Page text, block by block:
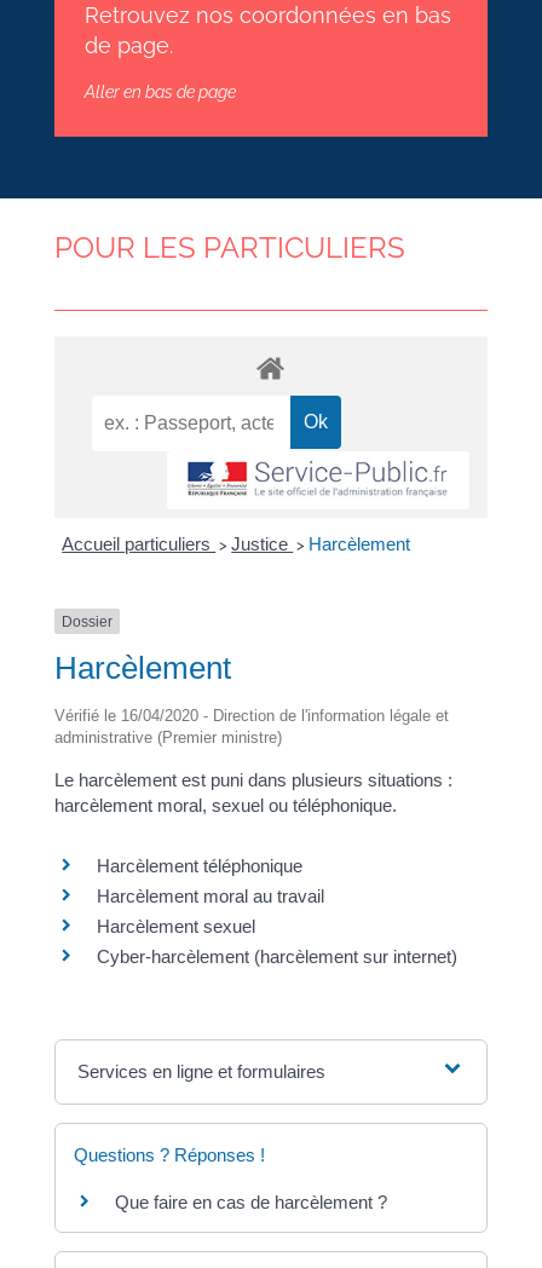
Retrouvez nos coordonnées en bas
de page.
Aller en bas de page
POUR LES PARTICULIERS
Accueil particuliers > Justice > Harcèlement
Dossier
Harcèlement
Vérifié le 16/04/2020 - Direction de l'information légale et
administrative (Premier ministre)
Le harcèlement est puni dans plusieurs situations :
harcèlement moral, sexuel ou téléphonique.
Harcèlement téléphonique
Harcèlement moral au travail
Harcèlement sexuel
Cyber-harcèlement (harcèlement sur internet)
Services en ligne et formulaires
Questions ? Réponses !
Que faire en cas de harcèlement ?